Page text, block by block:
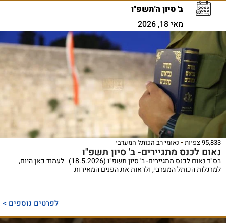
ב' סיון ה'תשפ"ו
מאי 18, 2026
95,833 צפיות נאומי רב הכותל המערבי
נאום לכנס מתגיירים- ב' סיון תשפ"ו
בס"ד נאום לכנס מתגיירים- ב' סיון תשפ"ו (18.5.2026) לעמוד כאן היום,
למרגלות הכותל המערבי, ולראות את הפנים המאירות
לפרטים נוספים >